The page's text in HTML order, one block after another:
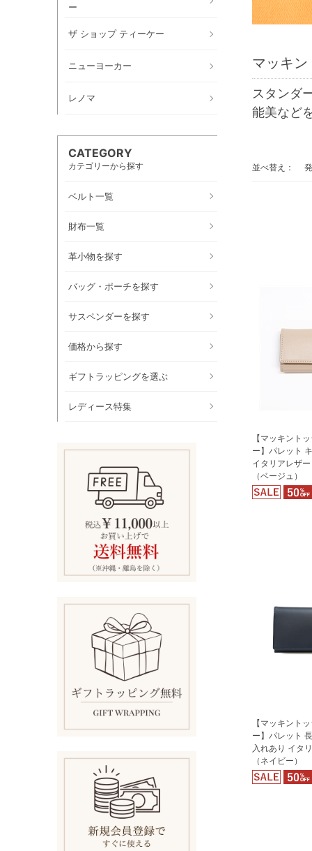
ー
ザ ショップ ティーケー
ニューヨーカー
レノマ
CATEGORY
カテゴリーから探す
ベルト一覧
財布一覧
革小物を探す
バッグ・ポーチを探す
サスペンダーを探す
価格から探す
ギフトラッピングを選ぶ
レディース特集
マッキ
スタンダ
能美など
並べ替え：
【マッキント
ー】パレット
イタリアレザー
（ベージュ）
【マッキント
ー】パレット
入れあり イタ
（ネイビー）